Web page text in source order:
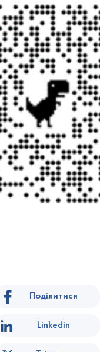
Поділитися
Linkedin